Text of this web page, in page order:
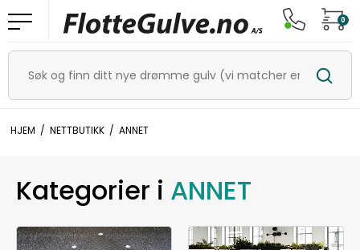
0
HJEM / NETTBUTIKK / ANNET
Kategorier i ANNET